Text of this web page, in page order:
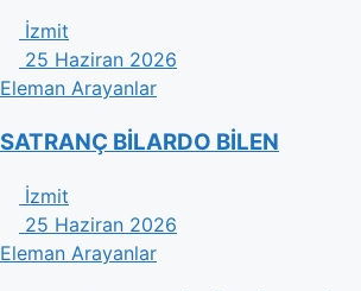
İzmit
25 Haziran 2026
Eleman Arayanlar
SATRANÇ BİLARDO BİLEN
İzmit
25 Haziran 2026
Eleman Arayanlar